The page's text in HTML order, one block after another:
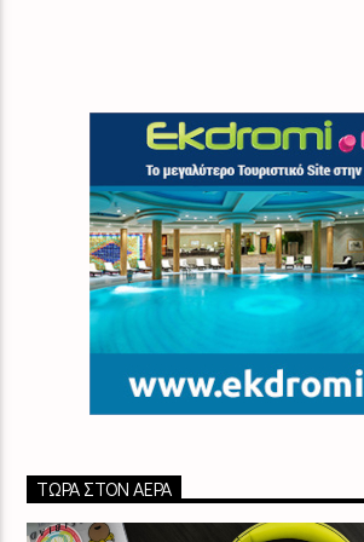
ΤΏΡΑ ΣΤΟΝ ΑΈΡΑ